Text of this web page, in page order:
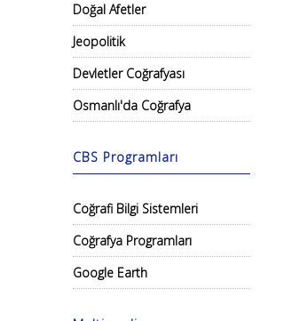
Doğal Afetler
Jeopolitik
Devletler Coğrafyası
Osmanlı'da Coğrafya
CBS Programları
Coğrafi Bilgi Sistemleri
Coğrafya Programları
Google Earth